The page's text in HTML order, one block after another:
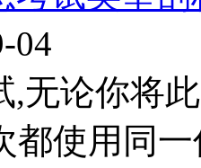
04
,无论你将
都使用同